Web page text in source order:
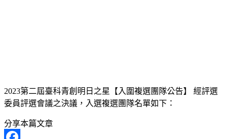
2023第二屆臺科青創明日之星【入圍複選團隊公告】 經評選
委員評選會議之決議，入選複選團隊名單如下：
分享本篇文章